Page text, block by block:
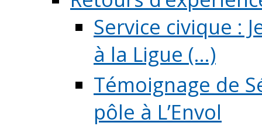
Service civique :
à la Ligue (...)
Témoignage de
pôle à L’Envol